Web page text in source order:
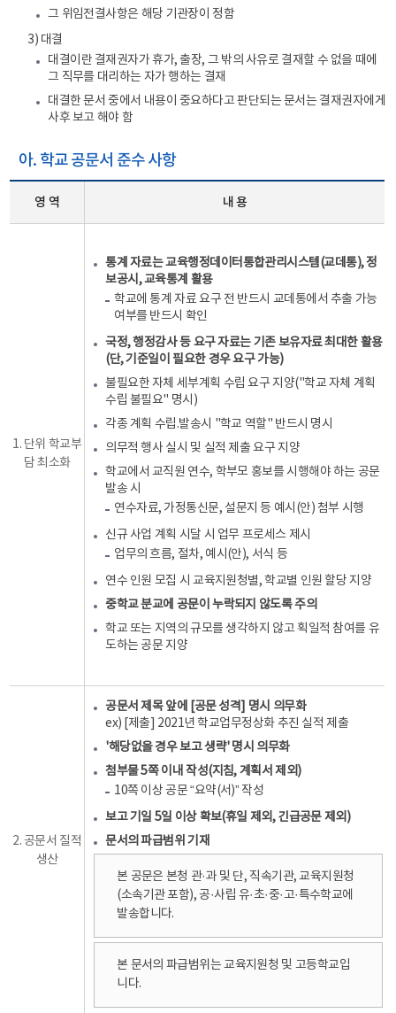
그 위임전결사항은 해당 기관장이 정함
3) 대결
대결이란 결재권자가 휴가, 출장, 그 밖의 사유로 결재할 수 없을 때에
그 직무를 대리하는 자가 행하는 결재
대결한 문서 중에서 내용이 중요하다고 판단되는 문서는 결재권자에게
사후 보고 해야 함
아. 학교 공문서 준수 사항
영 역 내 용
1. 단위 학교부
담 최소화
통계 자료는 교육행정데이터통합관리시스템(교데통), 정
보공시, 교육통계 활용
학교에 통계 자료 요구 전 반드시 교데통에서 추출 가능
여부를 반드시 확인
국정, 행정감사 등 요구 자료는 기존 보유자료 최대한 활용
(단, 기준일이 필요한 경우 요구 가능)
불필요한 자체 세부계획 수립 요구 지양("학교 자체 계획
수립 불필요" 명시)
각종 계획 수립.발송시 "학교 역할" 반드시 명시
의무적 행사 실시 및 실적 제출 요구 지양
학교에서 교직원 연수, 학부모 홍보를 시행해야 하는 공문
발송 시
연수자료, 가정통신문, 설문지 등 예시(안) 첨부 시행
신규 사업 계획 시달 시 업무 프로세스 제시
업무의 흐름, 절차, 예시(안), 서식 등
연수 인원 모집 시 교육지원청별, 학교별 인원 할당 지양
중학교 분교에 공문이 누락되지 않도록 주의
학교 또는 지역의 규모를 생각하지 않고 획일적 참여를 유
도하는 공문 지양
2. 공문서 질적
생산
공문서 제목 앞에 [공문 성격] 명시 의무화
ex) [제출] 2021년 학교업무정상화 추진 실적 제출
'해당없을 경우 보고 생략'명시 의무화
첨부물 5쪽 이내 작성(지침, 계획서 제외)
10쪽 이상 공문 “요약(서)” 작성
보고 기일 5일 이상 확보(휴일 제외, 긴급공문 제외)
문서의 파급범위 기재
본 공문은 본청 관·과 및 단, 직속기관, 교육지원청
(소속기관 포함), 공·사립 유·초·중·고·특수학교에
발송합니다.
본 문서의 파급범위는 교육지원청 및 고등학교입
니다.